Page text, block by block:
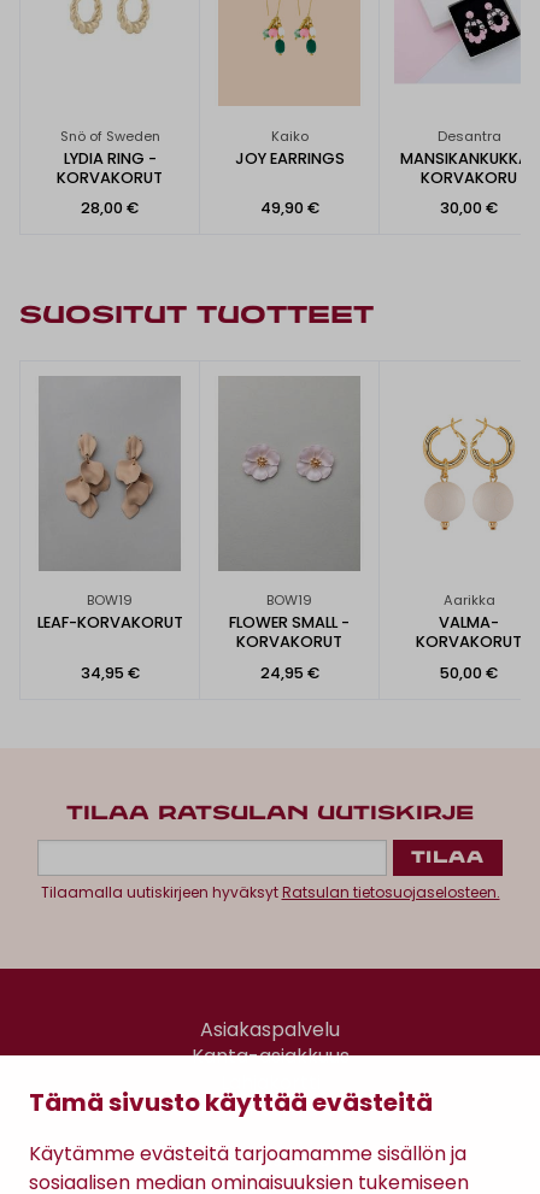
Tämä sivusto käyttää evästeitä
Käytämme evästeitä tarjoamamme sisällön ja
sosiaalisen median ominaisuuksien tukemiseen
Snö of Sweden
LYDIA RING -
KORVAKORUT
28,00 €
Kaiko
JOY EARRINGS
49,90 €
Desantra
MANSIKANKUKKA-
KORVAKORU
30,00 €
SUOSITUT TUOTTEET
BOW19
LEAF-KORVAKORUT
34,95 €
BOW19
FLOWER SMALL -
KORVAKORUT
24,95 €
Aarikka
VALMA-
KORVAKORUT
50,00 €
TILAA RATSULAN UUTISKIRJE
Tilaamalla uutiskirjeen hyväksytRatsulan tietosuojaselosteen.
Asiakaspalvelu
Kanta-asiakkuus
Gomee Ratsula Café
Sopimusehdot
Tietosuojaseloste